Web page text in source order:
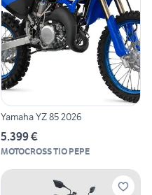
Yamaha YZ 85 2026
5.399 €
MOTOCROSS TIO PEPE